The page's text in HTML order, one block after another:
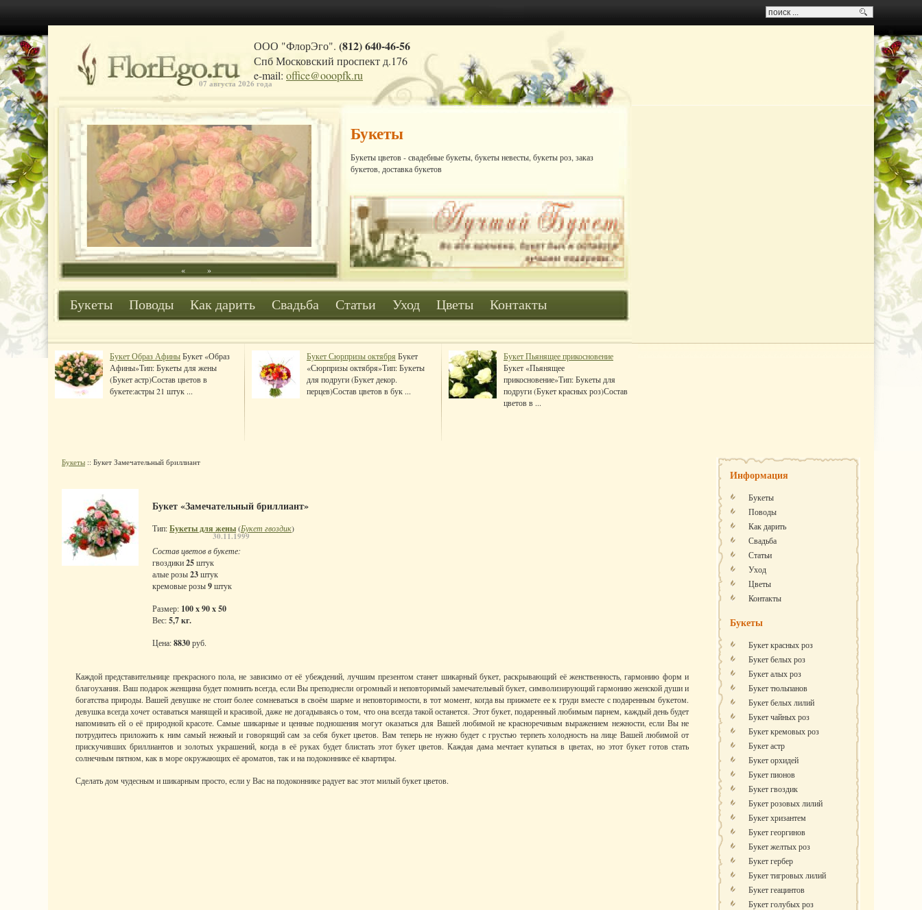
07 августа 2026 года
Букеты
Букеты цветов - свадебные букеты, букеты невесты, букеты роз, заказ
букетов, доставка букетов
« »
Букеты Поводы Как дарить Свадьба Статьи Уход Цветы Контакты
Букет Образ АфиныБукет «Образ
Афины»Тип: Букеты для жены
(Букет астр)Состав цветов в
букете:астры 21 штук ...
Букет Сюрпризы октября Букет
«Сюрпризы октября»Тип: Букеты
для подруги (Букет декор.
перцев)Состав цветов в бук ...
Букет Пьянящее прикосновение
Букет «Пьянящее
прикосновение»Тип: Букеты для
подруги (Букет красных роз)Состав
цветов в ...
Букеты :: Букет Замечательный бриллиант
30.11.1999
Букет «Замечательный бриллиант»
Тип:Букеты для жены(Букет гвоздик)
Состав цветов в букете:
гвоздики25штук
алые розы23штук
кремовые розы9штук
Размер: 100 x 90 x 50
Вес:5,7 кг.
Цена:8830руб.
Каждой представительнице прекрасного пола, не зависимо от её убеждений, лучшим презентом станет шикарный букет, раскрывающий её женственность, гармонию форм и
благоухания. Ваш подарок женщина будет помнить всегда, если Вы преподнесли огромный и неповторимый замечательный букет, символизирующий гармонию женской души и
богатства природы. Вашей девушке не стоит более сомневаться в своём шарме и неповторимости, в тот момент, когда вы прижмете ее к груди вместе с подаренным букетом.
девушка всегда хочет оставаться манящей и красивой, даже не догадываясь о том, что она всегда такой останется. Этот букет, подаренный любимым парнем, каждый день будет
напоминать ей о её природной красоте. Самые шикарные и ценные подношения могут оказаться для Вашей любимой не красноречивым выражением нежности, если Вы не
потрудитесь приложить к ним самый нежный и говорящий сам за себя букет цветов. Вам теперь не нужно будет с грустью терпеть холодность на лице Вашей любимой от
прискучивших бриллиантов и золотых украшений, когда в её руках будет блистать этот букет цветов. Каждая дама мечтает купаться в цветах, но этот букет готов стать
солнечным пятном, как в море окружающих её ароматов, так и на подоконнике её квартиры.
Сделать дом чудесным и шикарным просто, если у Вас на подоконнике радует вас этот милый букет цветов.
Информация
Букеты
Поводы
Как дарить
Свадьба
Статьи
Уход
Цветы
Контакты
Букеты
Букет красных роз
Букет белых роз
Букет алых роз
Букет тюльпанов
Букет белых лилий
Букет чайных роз
Букет кремовых роз
Букет астр
Букет орхидей
Букет пионов
Букет гвоздик
Букет розовых лилий
Букет хризантем
Букет георгинов
Букет желтых роз
Букет гербер
Букет тигровых лилий
Букет геацинтов
Букет голубых роз
ООО "ФлорЭго". (812) 640-46-56
Спб Московский проспект д.176
e-mail: office@ooopfk.ru